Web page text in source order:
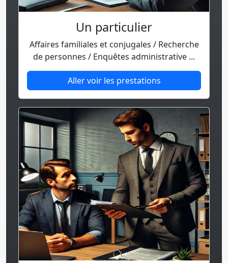
Un particulier
Affaires familiales et conjugales / Recherche
de personnes / Enquêtes administrative ...
Aller voir les prestations